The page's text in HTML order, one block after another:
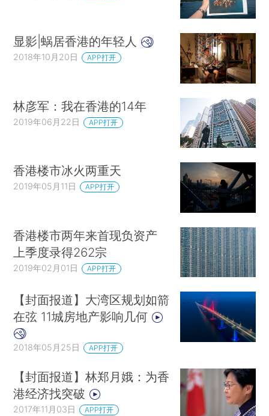
显影|蜗居香港的年轻人
2018年10月20日 APP打开
林彦军：我在香港的14年
2019年06月22日 APP打开
香港楼市冰火两重天
2019年05月11日 APP打开
香港楼市两年来首现负资产
上季度录得262宗
2019年02月01日 APP打开
【封面报道】大湾区规划如箭
在弦 11城房地产影响几何
2018年05月25日 APP打开
【封面报道】林郑月娥：为香
港经济找突破
2017年11月03日 APP打开